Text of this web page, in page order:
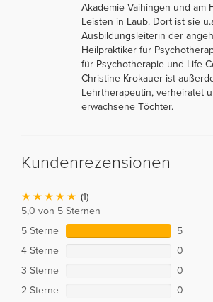
Akademie Vaihingen und am
Leisten in Laub. Dort ist sie
Ausbildungsleiterin der
Heilpraktiker für
für Psychotherapie und Life
Christine Krokauer ist
Lehrtherapeutin, verheiratet
erwachsene Töchter.
Kundenrezensionen
(1)
5,0 von 5 Sternen
5 Sterne
5
4 Sterne
0
3 Sterne
0
2 Sterne
0